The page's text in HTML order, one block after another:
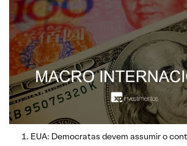
EUA: Democratas devem assumir o